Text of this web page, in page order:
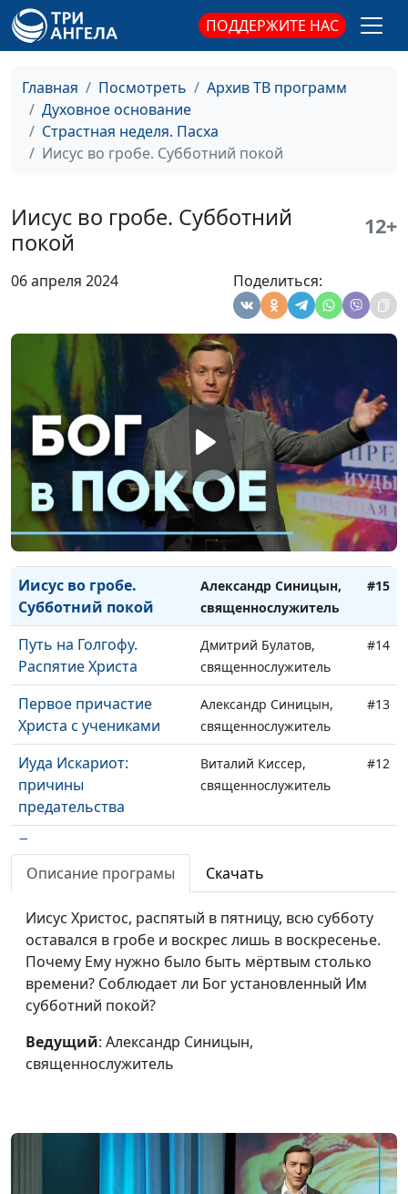
ПОДДЕРЖИТЕ НАС
Главная Посмотреть
Архив ТВ программ
Духовное основание
Страстная неделя. Пасха
Иисус во гробе. Субботний покой
Иисус во гробе. Субботний
покой
12+
06 апреля 2024 Поделиться:
Христос воскрес. Что
изменилось?
Виталий Киссер,
священнослужитель
#16
Иисус во гробе.
Субботний покой
Александр Синицын,
священнослужитель
#15
Путь на Голгофу.
Распятие Христа
Дмитрий Булатов,
священнослужитель
#14
Первое причастие
Христа с учениками
Александр Синицын,
священнослужитель
#13
Иуда Искариот:
причины
предательства
Виталий Киссер,
священнослужитель
#12
Притча о десяти девах
священнослужитель
из храма
священнослужитель
Последнее
путешествие Христа в
Иерусалим
Виталий Киссер,
священнослужитель
#9
Иисус воскрес, а мне
что от этого?
Виталий Киссер,
Дмитрий Булатов,
священнослужитель
#6
Описание програмы Скачать
Иисус Христос, распятый в пятницу, всю субботу
оставался в гробе и воскрес лишь в воскресенье.
Почему Ему нужно было быть мёртвым столько
времени? Соблюдает ли Бог установленный Им
субботний покой?
Ведущий: Александр Синицын,
священнослужитель